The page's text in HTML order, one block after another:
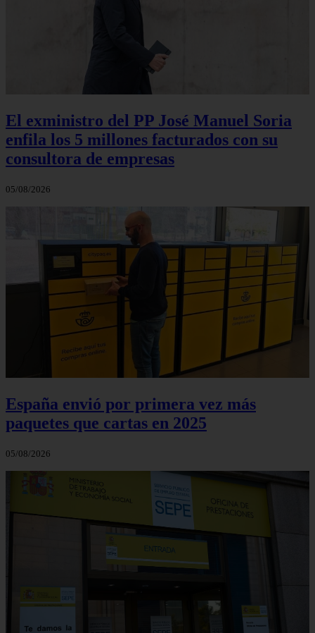
El exministro del PP José Manuel Soria
enfila los 5 millones facturados con su
consultora de empresas
05/08/2026
España envió por primera vez más
paquetes que cartas en 2025
05/08/2026